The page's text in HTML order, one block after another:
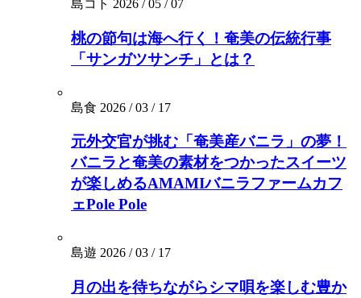
島コト 2026 / 05 / 07
桃の節句は海へ行く！奄美の伝統行事
「サンガツサンチ」とは？
島食 2026 / 03 / 17
元外交官が挑む「奄美産バニラ」の夢！
バニラと奄美の素材をつかったスイーツ
が楽しめるAMAMIバニラファームカフ
ェPole Pole
島遊 2026 / 03 / 17
月の出を待ちながらシマ唄を楽しむ豊か